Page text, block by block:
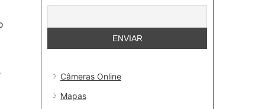
Câmeras Online
Mapas